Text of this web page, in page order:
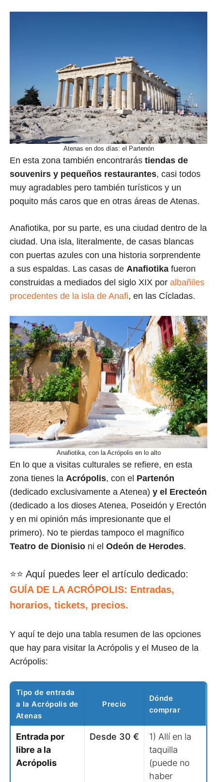
Atenas en dos días: el Partenón
En esta zona también encontrarás tiendas de
souvenirs y pequeños restaurantes, casi todos
muy agradables pero también turísticos y un
poquito más caros que en otras áreas de Atenas.
Anafiotika, por su parte, es una ciudad dentro de la
ciudad. Una isla, literalmente, de casas blancas
con puertas azules con una historia sorprendente
a sus espaldas. Las casas de Anafiotika fueron
construidas a mediados del siglo XIX por albañiles
procedentes de la isla de Anafi, en las Cícladas.
Anafiotika, con la Acrópolis en lo alto
En lo que a visitas culturales se refiere, en esta
zona tienes la Acrópolis, con el Partenón
(dedicado exclusivamente a Atenea) y el Erecteón
(dedicado a los dioses Atenea, Poseidón y Erectón
y en mi opinión más impresionante que el
primero). No te pierdas tampoco el magnífico
Teatro de Dionisio ni el Odeón de Herodes.
⭐⭐ Aquí puedes leer el artículo dedicado:
GUÍA DE LA ACRÓPOLIS: Entradas,
horarios, tickets, precios.
Y aquí te dejo una tabla resumen de las opciones
que hay para visitar la Acrópolis y el Museo de la
Acrópolis:
Tipo de entrada
a la Acrópolis de
Atenas
Precio
Dónde
comprar
Entrada por
libre a la
Acrópolis
Desde 30 €
1) Allí en la
taquilla
(puede no
haber